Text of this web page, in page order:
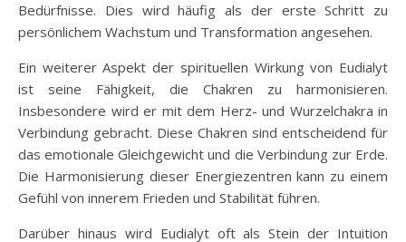
Bedürfnisse. Dies wird häufig als der erste Schritt zu
persönlichem Wachstum und Transformation angesehen.
Ein weiterer Aspekt der spirituellen Wirkung von Eudialyt
ist seine Fähigkeit, die Chakren zu harmonisieren.
Insbesondere wird er mit dem Herz- und Wurzelchakra in
Verbindung gebracht. Diese Chakren sind entscheidend für
das emotionale Gleichgewicht und die Verbindung zur Erde.
Die Harmonisierung dieser Energiezentren kann zu einem
Gefühl von innerem Frieden und Stabilität führen.
Darüber hinaus wird Eudialyt oft als Stein der Intuition